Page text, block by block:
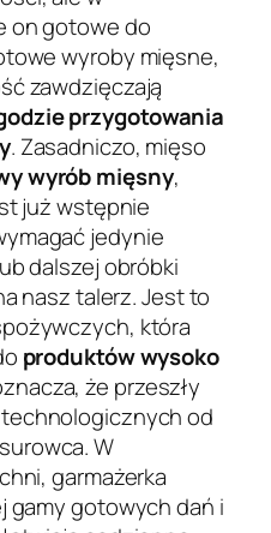
on gotowe do
wyroby mięsne,
zawdzięczają
przygotowania
. Zasadniczo, mięso
wyrób mięsny,
już wstępnie
jedynie
dalszej obróbki
nasz talerz. Jest to
która
produktów wysoko
że przeszły
od
W
garmażerka
gamy gotowych dań i